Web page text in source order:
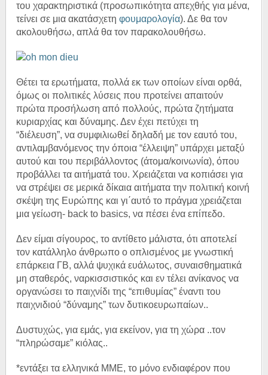
του χαρακτηριστικά (προσωπικότητα απεχθής για μένα,
τείνει σε μια ακατάσχετηφουμαρολογία). Δε θα τον
ακολουθήσω, απλά θα τον παρακολουθήσω.
Θέτει τα ερωτήματα, πολλά εκ των οποίων είναι ορθά,
όμως οι πολιτικές λύσεις που προτείνει απαιτούν
πρώτα προσήλωση από πολλούς, πρώτα ζητήματα
κυριαρχίας και δύναμης. Δεν έχει πετύχει τη
“διέλευση”, να συμφιλιωθεί δηλαδή με τον εαυτό του,
αντιλαμβανόμενος την όποια “έλλειψη” υπάρχει μεταξύ
αυτού και του περιβάλλοντος (άτομα/κοινωνία), όπου
προβάλλει τα αιτήματά του. Χρειάζεται να κοπιάσει για
να στρέψει σε μερικά δίκαια αιτήματα την πολιτική κοινή
σκέψη της Ευρώπης και γι΄αυτό το πράγμα χρειάζεται
μια γείωση- back to basics, να πέσει ένα επίπεδο.
Δεν είμαι σίγουρος, το αντίθετο μάλιστα, ότι αποτελεί
τον κατάλληλο άνθρωπο ο οπλισμένος με γνωστική
επάρκεια ΓΒ, αλλά ψυχικά ευάλωτος, συναισθηματικά
μη σταθερός, ναρκισσιστικός και εν τέλει ανίκανος να
οργανώσει το παιχνίδι της “επιθυμίας” έναντι του
παιχνιδιού “δύναμης” των δυτικοευρωπαίων..
Δυστυχώς, για εμάς, για εκείνον, για τη χώρα ..τον
“πληρώσαμε” κιόλας..
*εντάξει τα ελληνικά ΜΜΕ, το μόνο ενδιαφέρον που